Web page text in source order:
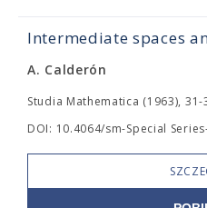
Intermediate spaces
A. Calderón
Studia Mathematica (1963), 31-
DOI: 10.4064/sm-Special